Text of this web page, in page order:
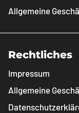
Allgemeine
Rechtliches
Impressum
Allgemeine